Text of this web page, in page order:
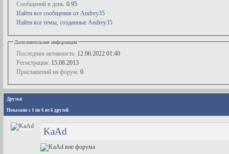
Сообщений в день: 0.95
Найти все сообщения от Andrey35
Найти все темы, созданные Andrey35
Дополнительная информация
Последняя активность: 12.06.2022 01:40
Регистрация: 15.08.2013
Приглашений на форум: 0
Друзья
Показано с 1 по 6 из 6 друзей
KaAd